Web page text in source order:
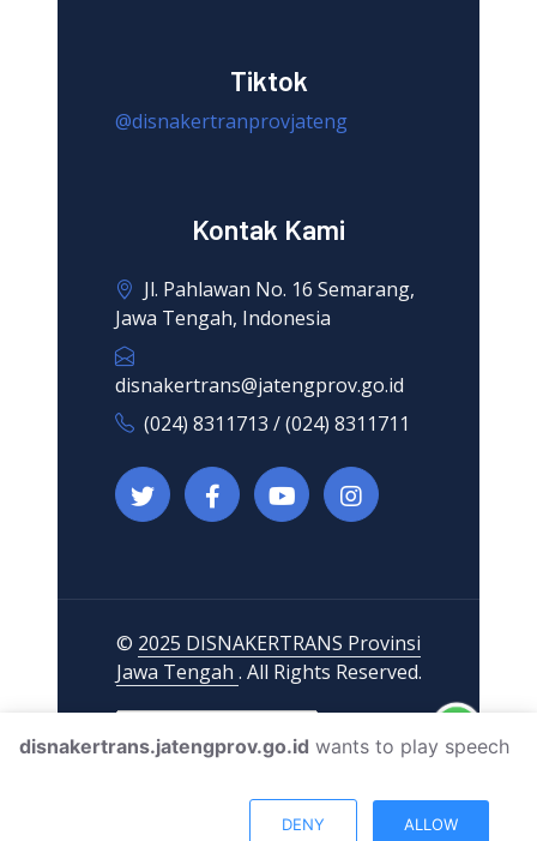
Tiktok
@disnakertranprovjateng
Kontak Kami
Jl. Pahlawan No. 16 Semarang,
Jawa Tengah, Indonesia
disnakertrans@jatengprov.go.id
(024) 8311713 / (024) 8311711
© 2025 DISNAKERTRANS Provinsi
Jawa Tengah . All Rights Reserved.
disnakertrans.jatengprov.go.id wants to play speech
DENY ALLOW